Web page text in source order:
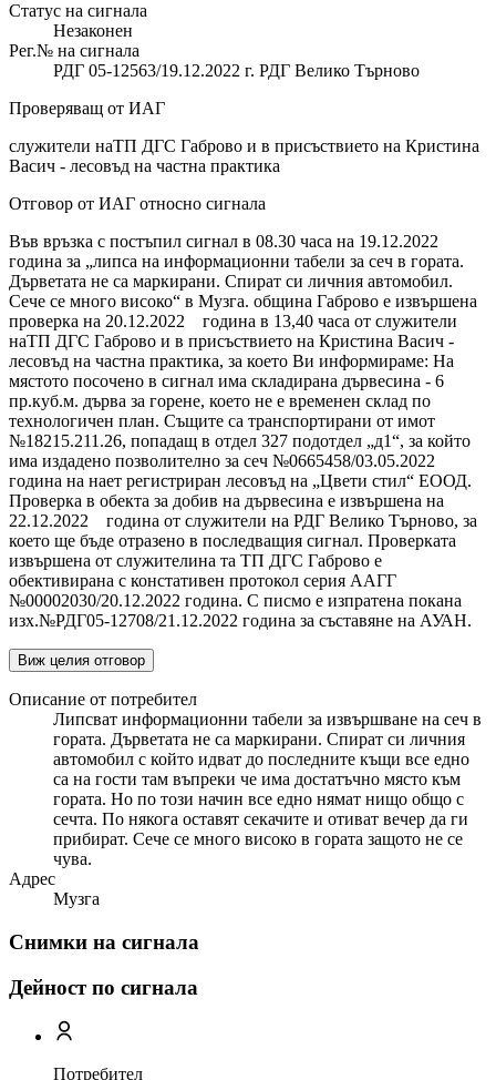
Статус на сигнала
Незаконен
Рег.№ на сигнала
РДГ 05-12563/19.12.2022 г. РДГ Велико Търново
Проверяващ от ИАГ
служители наТП ДГС Габрово и в присъствието на Кристина
Васич - лесовъд на частна практика
Отговор от ИАГ относно сигнала
Във връзка с постъпил сигнал в 08.30 часа на 19.12.2022
година за „липса на информационни табели за сеч в гората.
Дърветата не са маркирани. Спират си личния автомобил.
Сече се много високо“ в Музга. община Габрово е извършена
проверка на 20.12.2022 година в 13,40 часа от служители
наТП ДГС Габрово и в присъствието на Кристина Васич -
лесовъд на частна практика, за което Ви информираме: На
мястото посочено в сигнал има складирана дървесина - 6
пр.куб.м. дърва за горене, което не е временен склад по
технологичен план. Същите са транспортирани от имот
№18215.211.26, попадащ в отдел 327 подотдел „д1“, за който
има издадено позволително за сеч №0665458/03.05.2022
година на нает регистриран лесовъд на „Цвети стил“ ЕООД.
Проверка в обекта за добив на дървесина е извършена на
22.12.2022 година от служители на РДГ Велико Търново, за
което ще бъде отразено в последващия сигнал. Проверката
извършена от служителина та ТП ДГС Габрово е
обективирана с констативен протокол серия ААГГ
№00002030/20.12.2022 година. С писмо е изпратена покана
изх.№РДГ05-12708/21.12.2022 година за съставяне на АУАН.
Виж целия отговор
Описание от потребител
Липсват информационни табели за извършване на сеч в
гората. Дърветата не са маркирани. Спират си личния
автомобил с който идват до последните къщи все едно
са на гости там въпреки че има достатъчно място към
гората. Но по този начин все едно нямат нищо общо с
сечта. По някога оставят секачите и отиват вечер да ги
прибират. Сече се много високо в гората защото не се
чува.
Адрес
Музга
Снимки на сигнала
Дейност по сигнала
Потребител